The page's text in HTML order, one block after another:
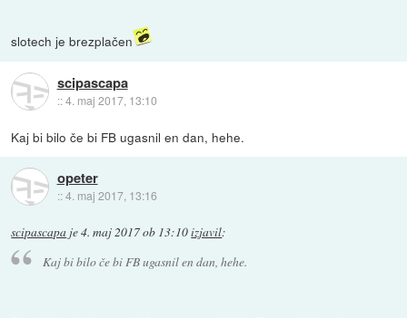
slotech je brezplačen
scipascapa
::4. maj 2017, 13:10
Kaj bi bilo če bi FB ugasnil en dan, hehe.
opeter
::4. maj 2017, 13:16
scipascapa je4. maj 2017 ob 13:10izjavil:
Kaj bi bilo če bi FB ugasnil en dan, hehe.